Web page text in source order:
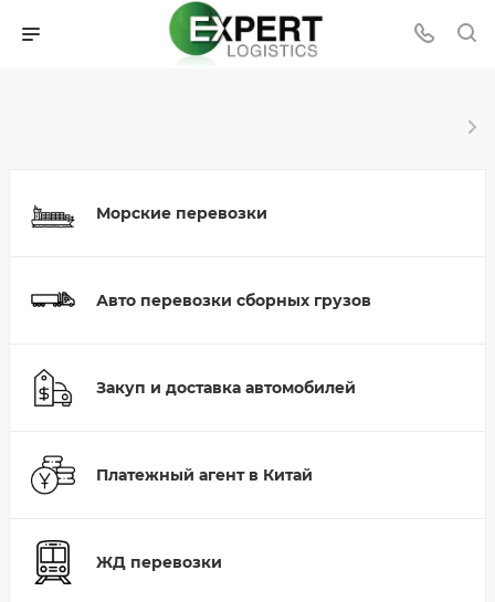
Морские перевозки
Авто перевозки сборных грузов
Закуп и доставка автомобилей
Платежный агент в Китай
ЖД перевозки